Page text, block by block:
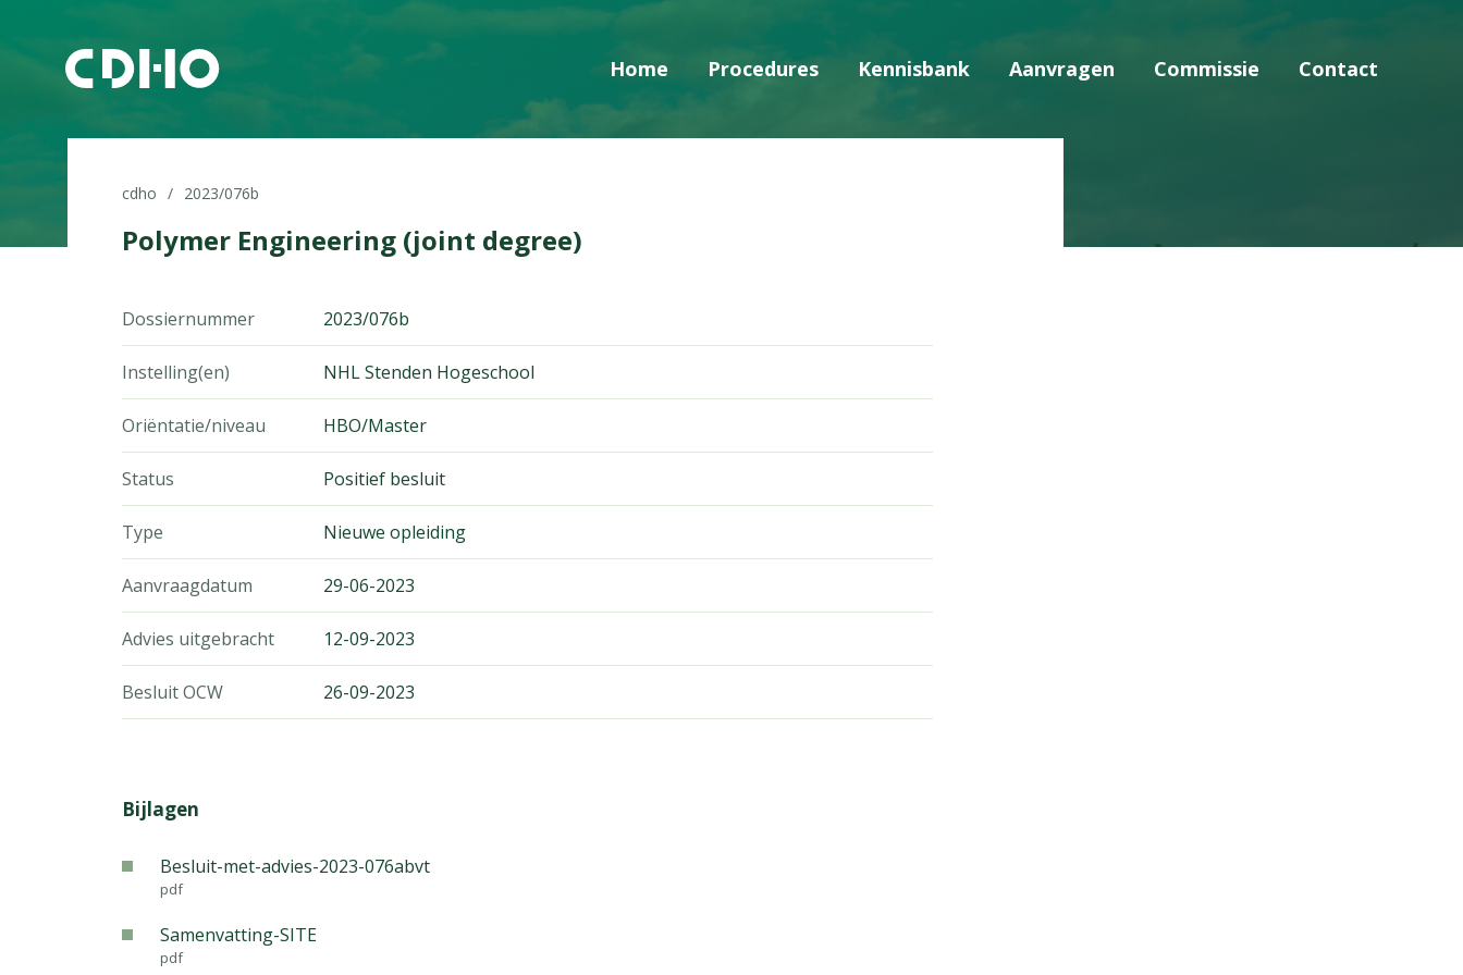
Home Procedures Kennisbank Aanvragen Commissie Contact
cdho 2023/076b
Polymer Engineering (joint degree)
Dossiernummer 2023/076b
Instelling(en) NHL Stenden Hogeschool
Oriëntatie/niveau HBO/Master
Status Positief besluit
Type Nieuwe opleiding
Aanvraagdatum 29-06-2023
Advies uitgebracht 12-09-2023
Besluit OCW 26-09-2023
Bijlagen
Besluit-met-advies-2023-076abvt
pdf
Samenvatting-SITE
pdf